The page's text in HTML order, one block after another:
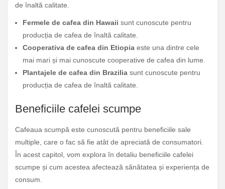
de înaltă calitate.
Fermele de cafea din Hawaii sunt cunoscute pentru
producția de cafea de înaltă calitate.
Cooperativa de cafea din Etiopia este una dintre cele
mai mari și mai cunoscute cooperative de cafea din lume.
Plantajele de cafea din Brazilia sunt cunoscute pentru
producția de cafea de înaltă calitate.
Beneficiile cafelei scumpe
Cafeaua scumpă este cunoscută pentru beneficiile sale
multiple, care o fac să fie atât de apreciată de consumatori.
În acest capitol, vom explora în detaliu beneficiile cafelei
scumpe și cum acestea afectează sănătatea și experiența de
consum.